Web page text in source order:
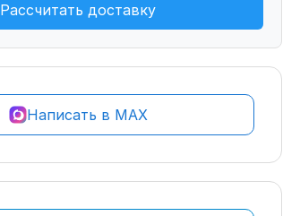
Рассчитать доставку
Написать в MAX